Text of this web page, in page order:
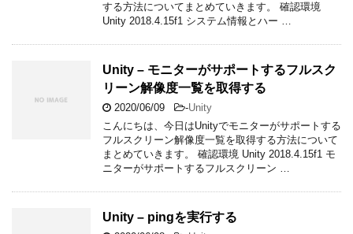
する方法についてまとめていきます。 確認環境
Unity 2018.4.15f1 システム情報とハー …
Unity – モニターがサポートするフルスク
リーン解像度一覧を取得する
2020/06/09 -Unity
こんにちは、今日はUnityでモニターがサポートする
フルスクリーン解像度一覧を取得する方法について
まとめていきます。 確認環境 Unity 2018.4.15f1 モ
ニターがサポートするフルスクリーン …
Unity – pingを実行する